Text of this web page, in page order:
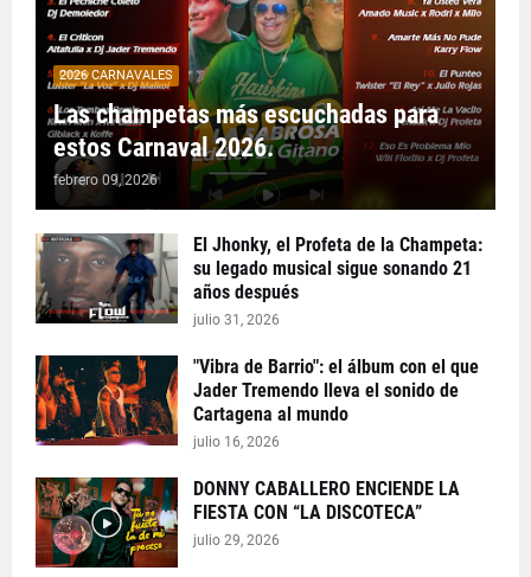
2026 CARNAVALES
Las champetas más escuchadas para
estos Carnaval 2026.
febrero 09, 2026
El Jhonky, el Profeta de la Champeta:
su legado musical sigue sonando 21
años después
julio 31, 2026
"Vibra de Barrio": el álbum con el que
Jader Tremendo lleva el sonido de
Cartagena al mundo
julio 16, 2026
DONNY CABALLERO ENCIENDE LA
FIESTA CON “LA DISCOTECA”
julio 29, 2026